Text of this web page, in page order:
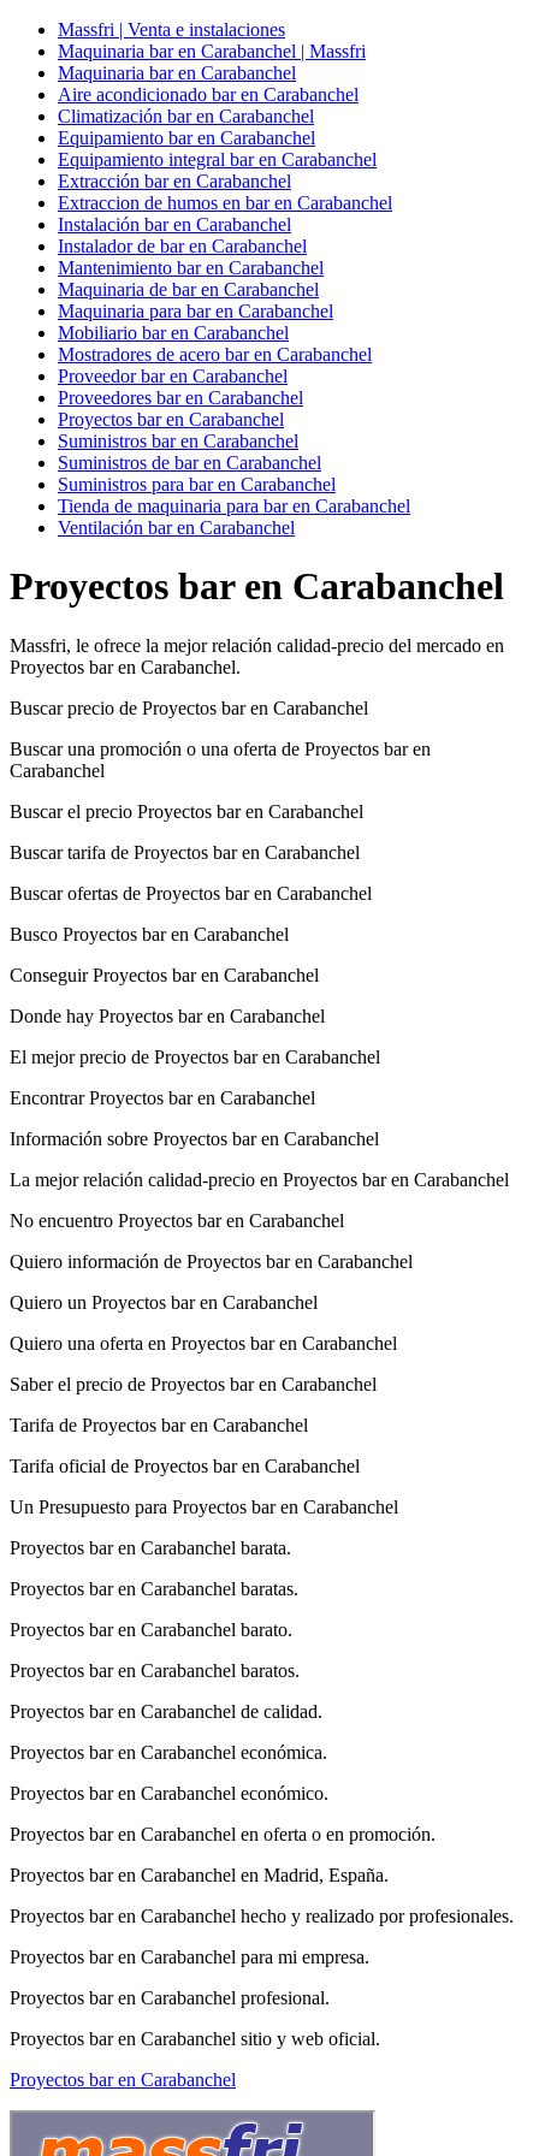
Massfri | Venta e instalaciones
Maquinaria bar en Carabanchel | Massfri
Maquinaria bar en Carabanchel
Aire acondicionado bar en Carabanchel
Climatización bar en Carabanchel
Equipamiento bar en Carabanchel
Equipamiento integral bar en Carabanchel
Extracción bar en Carabanchel
Extraccion de humos en bar en Carabanchel
Instalación bar en Carabanchel
Instalador de bar en Carabanchel
Mantenimiento bar en Carabanchel
Maquinaria de bar en Carabanchel
Maquinaria para bar en Carabanchel
Mobiliario bar en Carabanchel
Mostradores de acero bar en Carabanchel
Proveedor bar en Carabanchel
Proveedores bar en Carabanchel
Proyectos bar en Carabanchel
Suministros bar en Carabanchel
Suministros de bar en Carabanchel
Suministros para bar en Carabanchel
Tienda de maquinaria para bar en Carabanchel
Ventilación bar en Carabanchel
Proyectos bar en Carabanchel
Massfri, le ofrece la mejor relación calidad-precio del mercado en
Proyectos bar en Carabanchel.
Buscar precio de Proyectos bar en Carabanchel
Buscar una promoción o una oferta de Proyectos bar en
Carabanchel
Buscar el precio Proyectos bar en Carabanchel
Buscar tarifa de Proyectos bar en Carabanchel
Buscar ofertas de Proyectos bar en Carabanchel
Busco Proyectos bar en Carabanchel
Conseguir Proyectos bar en Carabanchel
Donde hay Proyectos bar en Carabanchel
El mejor precio de Proyectos bar en Carabanchel
Encontrar Proyectos bar en Carabanchel
Información sobre Proyectos bar en Carabanchel
La mejor relación calidad-precio en Proyectos bar en Carabanchel
No encuentro Proyectos bar en Carabanchel
Quiero información de Proyectos bar en Carabanchel
Quiero un Proyectos bar en Carabanchel
Quiero una oferta en Proyectos bar en Carabanchel
Saber el precio de Proyectos bar en Carabanchel
Tarifa de Proyectos bar en Carabanchel
Tarifa oficial de Proyectos bar en Carabanchel
Un Presupuesto para Proyectos bar en Carabanchel
Proyectos bar en Carabanchel barata.
Proyectos bar en Carabanchel baratas.
Proyectos bar en Carabanchel barato.
Proyectos bar en Carabanchel baratos.
Proyectos bar en Carabanchel de calidad.
Proyectos bar en Carabanchel económica.
Proyectos bar en Carabanchel económico.
Proyectos bar en Carabanchel en oferta o en promoción.
Proyectos bar en Carabanchel en Madrid, España.
Proyectos bar en Carabanchel hecho y realizado por profesionales.
Proyectos bar en Carabanchel para mi empresa.
Proyectos bar en Carabanchel profesional.
Proyectos bar en Carabanchel sitio y web oficial.
Proyectos bar en Carabanchel